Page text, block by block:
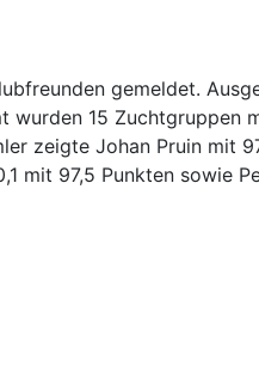
gemeldet.
wurden 15
zeigte Johan Pruin mit
mit 97,5 Punkten sowie